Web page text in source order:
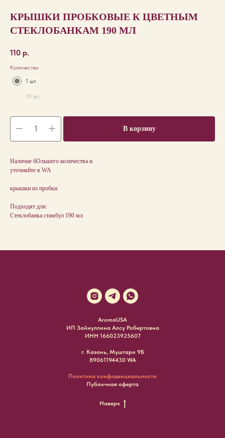
КРЫШКИ ПРОБКОВЫЕ К ЦВЕТНЫМ
СТЕКЛОБАНКАМ 190 МЛ
110 р.
Количество
1 шт
10 шт
В корзину
Наличие бОльшего количества и
уточняйте в WA
крышки из пробки
Подходят для:
Стеклобанка стамбул 190 мл
AromaUSA
ИП Зайнуллина Алсу Робертовна
ИНН 166023925607
г. Казань, Муштари 9Б
89061194430 WA
Политика конфиденциальности
Публичная оферта
Наверх